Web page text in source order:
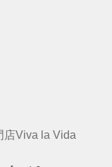
店Viva la Vida